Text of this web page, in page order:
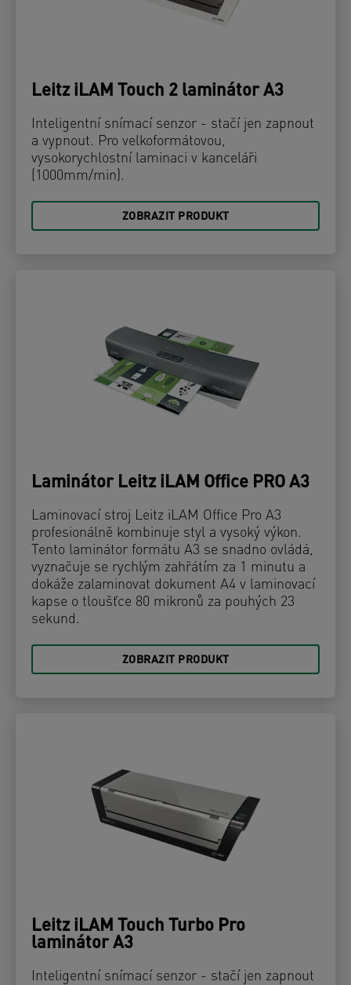
Leitz iLAM Touch 2 laminátor A3
Inteligentní snímací senzor - stačí jen zapnout
a vypnout. Pro velkoformátovou,
vysokorychlostní laminaci v kanceláři
(1000mm/min).
ZOBRAZIT PRODUKT
Laminátor Leitz iLAM Office PRO A3
Laminovací stroj Leitz iLAM Office Pro A3
profesionálně kombinuje styl a vysoký výkon.
Tento laminátor formátu A3 se snadno ovládá,
vyznačuje se rychlým zahřátím za 1 minutu a
dokáže zalaminovat dokument A4 v laminovací
kapse o tloušťce 80 mikronů za pouhých 23
sekund.
ZOBRAZIT PRODUKT
Leitz iLAM Touch Turbo Pro
laminátor A3
Inteligentní snímací senzor - stačí jen zapnout